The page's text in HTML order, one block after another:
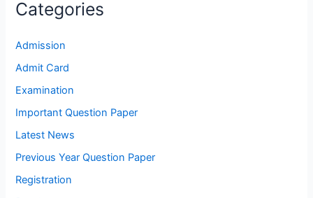
Categories
Admission
Admit Card
Examination
Important Question Paper
Latest News
Previous Year Question Paper
Registration